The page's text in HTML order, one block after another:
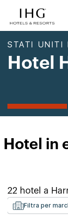
STATI UNITI
Hotel
Hotel in
22 hotel a
Filtra per